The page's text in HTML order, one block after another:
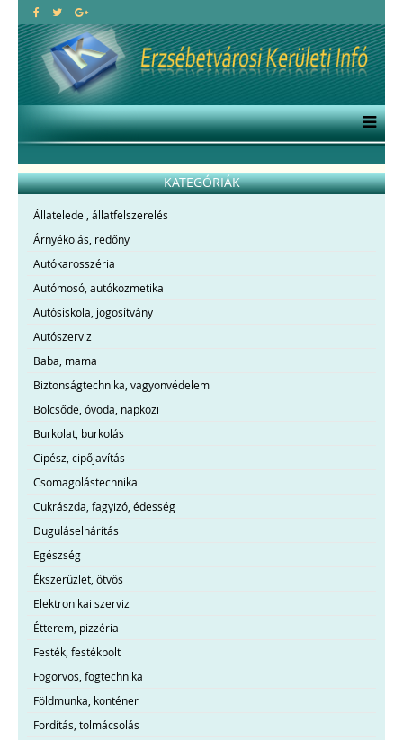
KATEGÓRIÁK
Állateledel, állatfelszerelés
Árnyékolás, redőny
Autókarosszéria
Autómosó, autókozmetika
Autósiskola, jogosítvány
Autószerviz
Baba, mama
Biztonságtechnika, vagyonvédelem
Bölcsőde, óvoda, napközi
Burkolat, burkolás
Cipész, cipőjavítás
Csomagolástechnika
Cukrászda, fagyizó, édesség
Duguláselhárítás
Egészség
Ékszerüzlet, ötvös
Elektronikai szerviz
Étterem, pizzéria
Festék, festékbolt
Fogorvos, fogtechnika
Földmunka, konténer
Fordítás, tolmácsolás